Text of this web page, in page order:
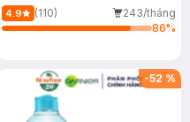
40ml
4.9 (110)
243/tháng
86%
-52 %